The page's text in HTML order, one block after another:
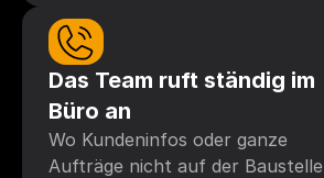
Das Team ruft ständig im
Büro an
Wo Kundeninfos oder ganze
Aufträge nicht auf der Baustelle